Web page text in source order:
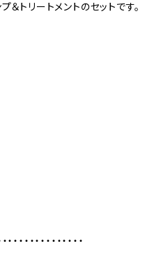
トリートメントのセットです。
・・・・・・・・・・・・・・